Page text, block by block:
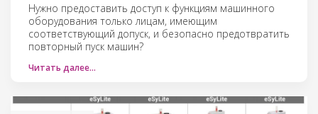
Нужно предоставить доступ к функциям машинного
оборудования только лицам, имеющим
соответствующий допуск, и безопасно предотвратить
повторный пуск машин?
Читать далее…